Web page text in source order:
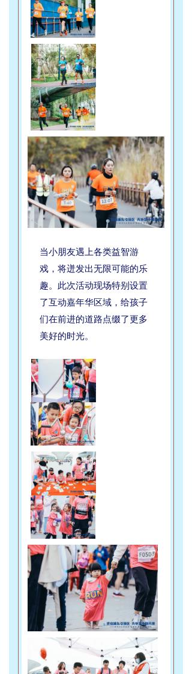
当小朋友遇上各类益智游
戏，将迸发出无限可能的乐
趣。此次活动现场特别设置
了互动嘉年华区域，给孩子
们在前进的道路点缀了更多
美好的时光。